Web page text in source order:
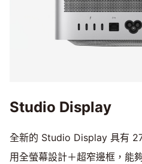
Studio Display
全新的 Studio Display 具有
用全螢幕設計＋超窄邊框，能